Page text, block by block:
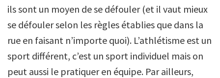
ils sont un moyen de se défouler (et il vaut mieux
se défouler selon les règles établies que dans la
rue en faisant n’importe quoi). L’athlétisme est un
sport différent, c’est un sport individuel mais on
peut aussi le pratiquer en équipe. Par ailleurs,